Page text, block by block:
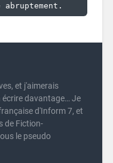
abruptement.
et j'aimerais
écrire davantage… Je
d'Inform 7, et
de Fiction-
le pseudo